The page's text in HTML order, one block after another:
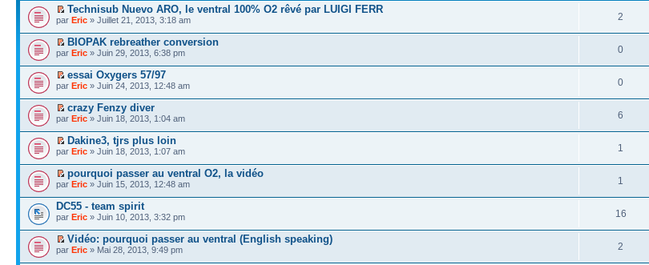
Technisub Nuevo ARO, le ventral 100% O2 rêvé par LUIGI FERR
par Eric » Juillet 21, 2013, 3:18 am 2
BIOPAK rebreather conversion
par Eric » Juin 29, 2013, 6:38 pm 0
essai Oxygers 57/97
par Eric » Juin 24, 2013, 12:48 am 0
crazy Fenzy diver
par Eric » Juin 18, 2013, 1:04 am 6
Dakine3, tjrs plus loin
par Eric » Juin 18, 2013, 1:07 am 1
pourquoi passer au ventral O2, la vidéo
par Eric » Juin 15, 2013, 12:48 am 1
DC55 - team spirit
par Eric » Juin 10, 2013, 3:32 pm 16
Vidéo: pourquoi passer au ventral (English speaking)
par Eric » Mai 28, 2013, 9:49 pm 2